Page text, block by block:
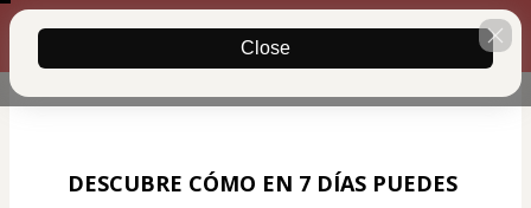
Close
00 : 14 : 39
¡Únete Ya! Nos vemos adentro
🕐
DESCUBRE CÓMO EN 7 DÍAS PUEDES